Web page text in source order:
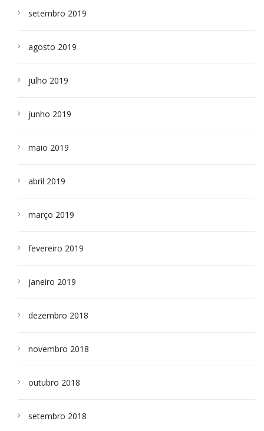
setembro 2019
agosto 2019
julho 2019
junho 2019
maio 2019
abril 2019
março 2019
fevereiro 2019
janeiro 2019
dezembro 2018
novembro 2018
outubro 2018
setembro 2018